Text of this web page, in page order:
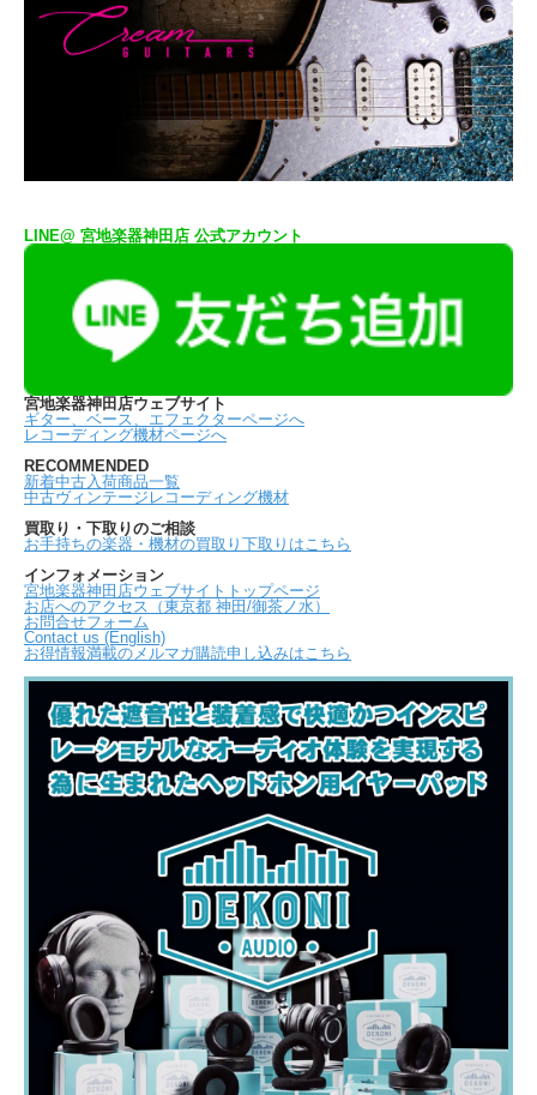
LINE@ 宮地楽器神田店 公式アカウント
宮地楽器神田店ウェブサイト
ギター、ベース、エフェクターページへ
レコーディング機材ページへ
RECOMMENDED
新着中古入荷商品一覧
中古ヴィンテージレコーディング機材
買取り・下取りのご相談
お手持ちの楽器・機材の買取り下取りはこちら
インフォメーション
宮地楽器神田店ウェブサイトトップページ
お店へのアクセス（東京都 神田/御茶ノ水）
お問合せフォーム
Contact us (English)
お得情報満載のメルマガ購読申し込みはこちら